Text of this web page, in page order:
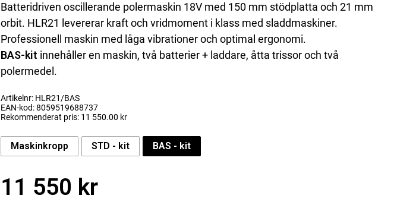
Batteridriven oscillerande polermaskin 18V med 150 mm stödplatta och 21 mm
orbit. HLR21 levererar kraft och vridmoment i klass med sladdmaskiner.
Professionell maskin med låga vibrationer och optimal ergonomi.
BAS-kit innehåller en maskin, två batterier + laddare, åtta trissor och två
polermedel.
Artikelnr: HLR21/BAS
EAN-kod: 8059519688737
Rekommenderat pris: 11 550.00 kr
Maskinkropp STD - kit BAS - kit
11 550 kr